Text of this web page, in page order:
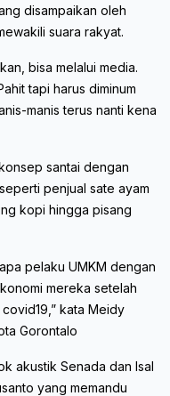
disampaikan oleh
suara rakyat.
bisa melalui media.
tapi harus diminum
manis terus nanti kena
santai dengan
penjual sate ayam
kopi hingga pisang
pelaku UMKM dengan
mereka setelah
kata Meidy
Gorontalo
akustik Senada dan Isal
yang memandu